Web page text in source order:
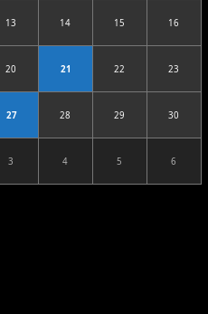
132026.08.13 142026.08.14 152026.08.15 16
202026.08.20 212026.08.21 222026.08.22 23
272026.08.27 282026.08.28 292026.08.29 30
32026.09.03 42026.09.04 52026.09.05 6